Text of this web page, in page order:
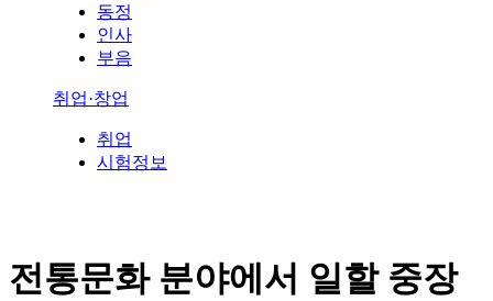
동정
인사
부음
취업·창업
취업
시험정보
전통문화 분야에서 일할 중장